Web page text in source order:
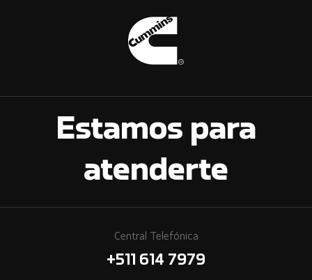
Estamos para
atenderte
Central Telefónica
+511 614 7979